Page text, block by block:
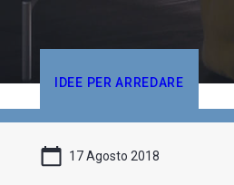
IDEE PER ARREDARE
17 Agosto 2018